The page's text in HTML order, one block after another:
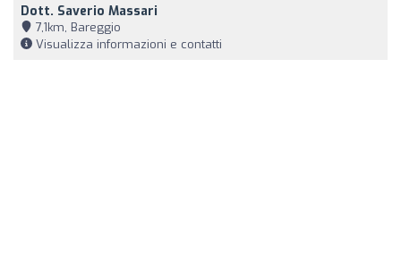
Dott. Saverio Massari
7,1km, Bareggio
Visualizza informazioni e contatti